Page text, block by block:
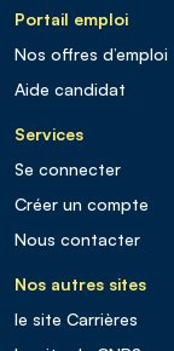
Portail emploi
Nos offres d’emploi
Aide candidat
Services
Se connecter
Créer un compte
Nous contacter
Nos autres sites
le site Carrières